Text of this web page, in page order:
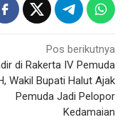
Pos berikutnya
di Rakerta IV Pemuda
Wakil Bupati Halut Ajak
Pemuda Jadi Pelopor
Kedamaian